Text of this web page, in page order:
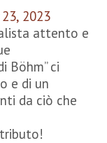
2023
attento e
Böhm” ci
e di un
da ciò che